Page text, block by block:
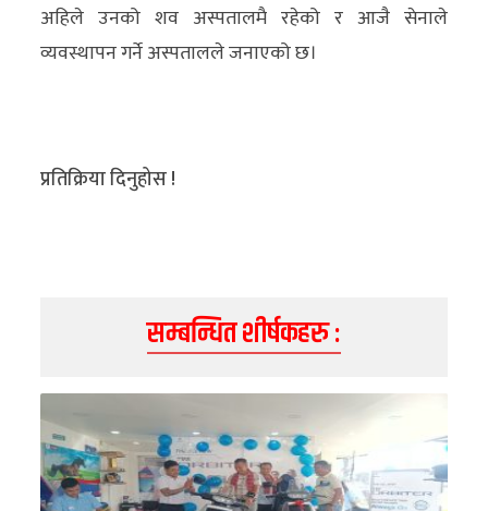
ग्यालरी
अहिले उनको शव अस्पतालमै रहेको र आजै सेनाले
व्यवस्थापन गर्ने अस्पतालले जनाएको छ।
प्रतिक्रिया दिनुहोस !
सम्बन्धित शीर्षकहरु :